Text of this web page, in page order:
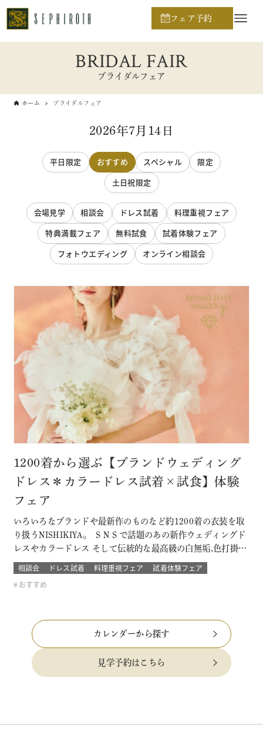
フェア予約
BRIDAL FAIR
ブライダルフェア
ホーム ブライダルフェア
2026年7月14日
平日限定 おすすめ スペシャル
限定
土日祝限定
会場見学 相談会 ドレス試着
料理重視フェア
特典満載フェア
無料試食
試着体験フェア
フォトウエディング
オンライン相談会
1200着から選ぶ【ブランドウェディング
ドレス＊カラードレス試着×試食】体験
フェア
いろいろなブランドや最新作のものなど約1200着の衣装を取
り扱うNISHIKIYA。 ＳＮＳで話題のあの新作ウェディングド
レスやカラードレス そして伝統的な最高級の白無垢,色打掛,本
振袖からブライズメイドの衣裳まで 衣裳のラインナップは品
質や数どちらとも県内でもトップレベル プロのドレスコーデ
ィネーターと打ち合わせをして結婚式当日の「運命の一着」
相談会 ドレス試着 料理重視フェア
試着体験フェア
おすすめ
カレンダーから探す
見学予約はこちら